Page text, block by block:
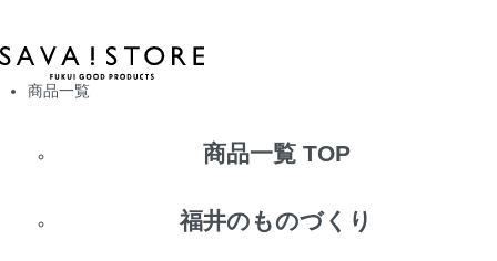
商品一覧
商品一覧 TOP
福井のものづくり